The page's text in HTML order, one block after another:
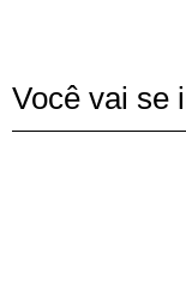
Você vai se